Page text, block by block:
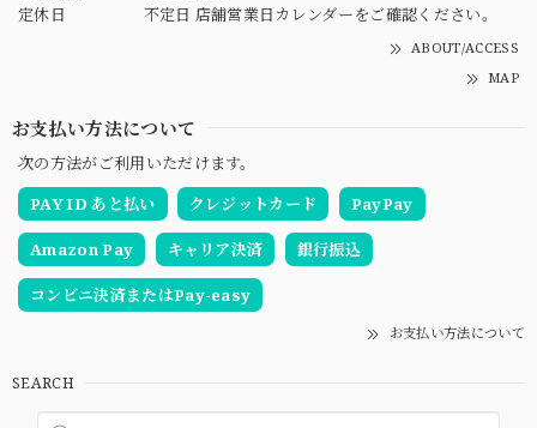
定休日
不定日 店舗営業日カレンダーをご確認ください。
ABOUT/ACCESS
MAP
お支払い方法について
次の方法がご利用いただけます。
PAY ID あと払い
クレジットカード PayPay
Amazon Pay キャリア決済 銀行振込
コンビニ決済またはPay-easy
お支払い方法について
SEARCH